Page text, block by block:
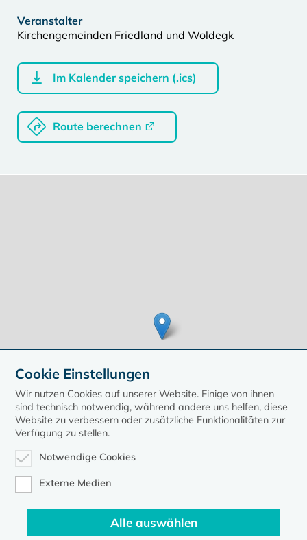
Veranstalter
Kirchengemeinden Friedland und Woldegk
Im Kalender speichern (.ics)
Route berechnen
zurück zur Übersicht der Veranstaltungen
Cookie Einstellungen
Wir nutzen Cookies auf unserer Website. Einige von ihnen
sind technisch notwendig, während andere uns helfen, diese
Website zu verbessern oder zusätzliche Funktionalitäten zur
Verfügung zu stellen.
Notwendige Cookies
Externe Medien
Alle auswählen